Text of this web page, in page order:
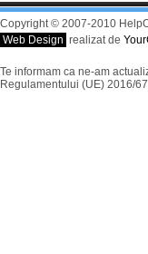
Copyright © 2007-2010
Web Design realizat de
Te informam ca ne-am
Regulamentului (UE) 2016/